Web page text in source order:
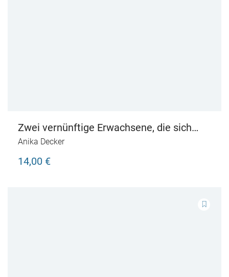
Zwei vernünftige Erwachsene, die sich
mal nackt gesehen haben
Anika Decker
14,00 €